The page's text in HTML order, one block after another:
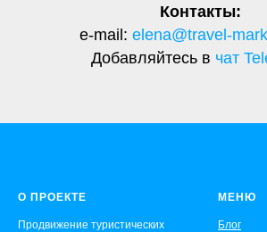
Контакты:
e-mail: elena@travel-
Добавляйтесь в чат
О ПРОЕКТЕ
Продвижение туристических
МЕНЮ
Блог